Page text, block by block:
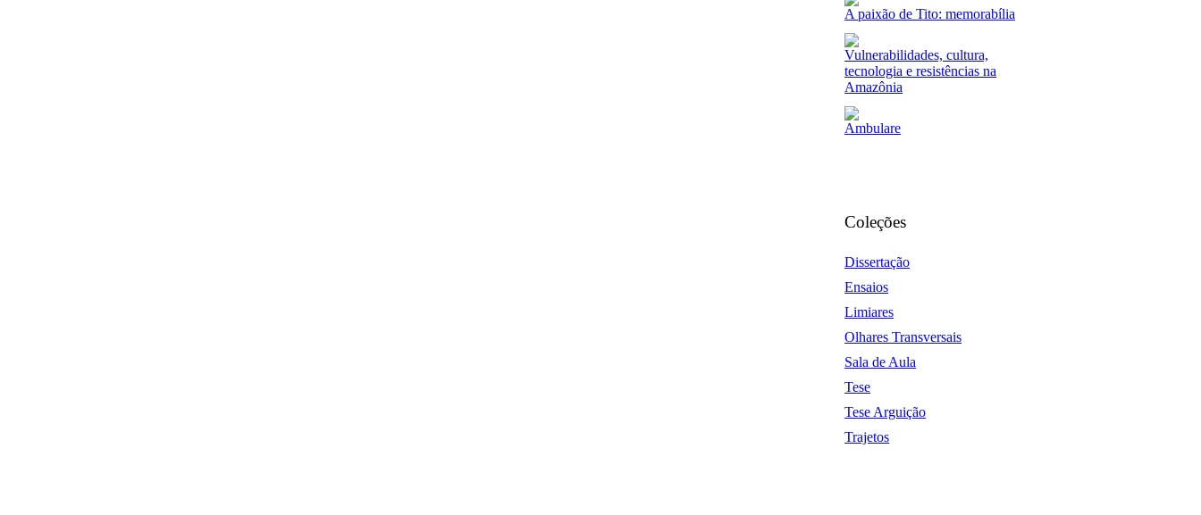
A paixão de Tito: memorabília
Vulnerabilidades, cultura,
tecnologia e resistências na
Amazônia
Ambulare
Coleções
Dissertação
Ensaios
Limiares
Olhares Transversais
Sala de Aula
Tese
Tese Arguição
Trajetos